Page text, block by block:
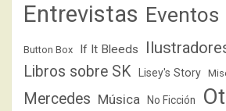
Entrevistas Eventos
Button Box If It Bleeds
Libros sobre SK Lisey's Story
Mercedes Música No Ficción